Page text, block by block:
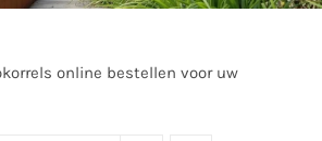
online bestellen voor uw